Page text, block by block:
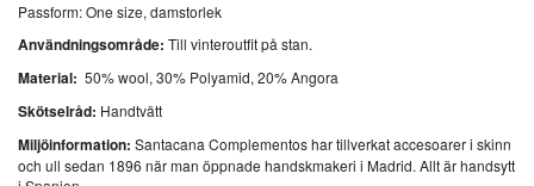
Passform: One size, damstorlek
Användningsområde: Till vinteroutfit på stan.
Material: 50% wool, 30% Polyamid, 20% Angora
Skötselråd: Handtvätt
Miljöinformation: Santacana Complementos har tillverkat accesoarer i skinn
och ull sedan 1896 när man öppnade handskmakeri i Madrid. Allt är handsytt